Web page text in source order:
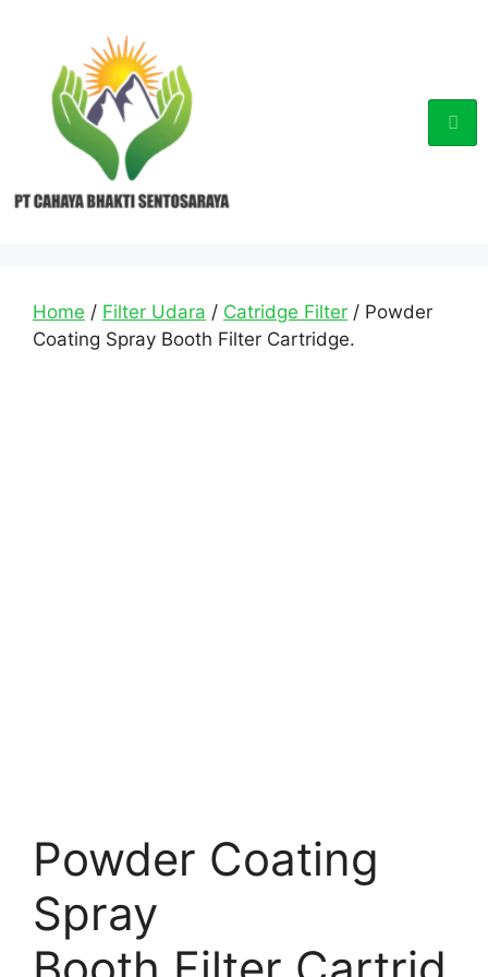
Home / Filter Udara / Catridge Filter / Powder
Coating Spray Booth Filter Cartridge.
Powder Coating
Spray